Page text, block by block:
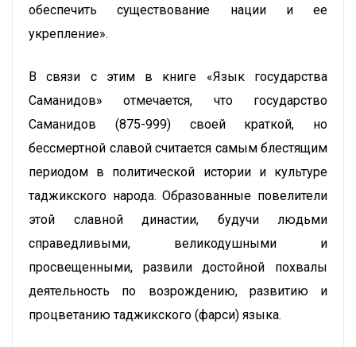
обеспечить существование нации и ее
укрепление».
В связи с этим в книге «Язык государства
Саманидов» отмечается, что государство
Саманидов (875-999) своей краткой, но
бессмертной славой считается самым блестящим
периодом в политической истории и культуре
таджикского народа. Образованные повелители
этой славной династии, будучи людьми
справедливыми, великодушными и
просвещенными, развили достойной похвалы
деятельность по возрождению, развитию и
процветанию таджикского (фарси) языка.